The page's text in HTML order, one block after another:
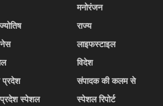
प्रदेश
स्पेशल
मनोरंजन
राज्य
लाइफस्टाइल
विदेश
संपादक की कलम से
स्पेशल रिपोर्ट